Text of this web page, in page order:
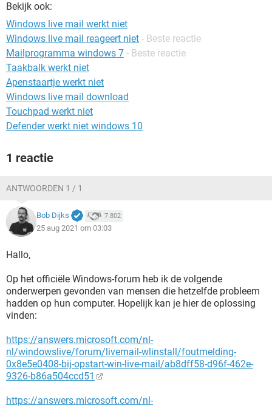
Bekijk ook:
Windows live mail werkt niet
Windows live mail reageert niet - Beste reactie
Mailprogramma windows 7 - Beste reactie
Taakbalk werkt niet
Apenstaartje werkt niet
Windows live mail download
Touchpad werkt niet
Defender werkt niet windows 10
1 reactie
ANTWOORDEN 1 / 1
Bob Dijks 7.802
25 aug 2021 om 03:03
Hallo,
Op het officiële Windows-forum heb ik de volgende
onderwerpen gevonden van mensen die hetzelfde probleem
hadden op hun computer. Hopelijk kan je hier de oplossing
vinden:
https://answers.microsoft.com/nl-
nl/windowslive/forum/livemail-wlinstall/foutmelding-
0x8e5e0408-bij-opstart-win-live-mail/ab8dff58-d96f-462e-
9326-b86a504ccd51
https://answers.microsoft.com/nl-